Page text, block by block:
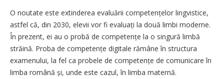
O noutate este extinderea evaluării competen­țelor lingvistice,
astfel că, din 2030, elevii vor fi eva­luați la două limbi moderne.
În prezent, ei au o probă de competențe la o singură limbă
străină. Proba de competențe digitale rămâne în structura
examenului, la fel ca probele de competențe de comunicare în
limba română și, unde este cazul, în limba maternă.